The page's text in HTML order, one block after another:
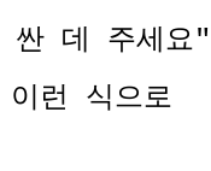
싼 데 주세요"
런 식으로